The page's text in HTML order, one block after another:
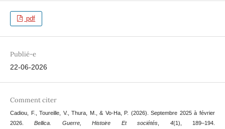
pdf
Publié-e
22-06-2026
Comment citer
Cadiou, F., Toureille, V., Thura, M., & Vo-Ha, P. (2026). Septembre 2025 à février
2026.Bellica. Guerre, Histoire Et sociétés 4(1), 189–194.